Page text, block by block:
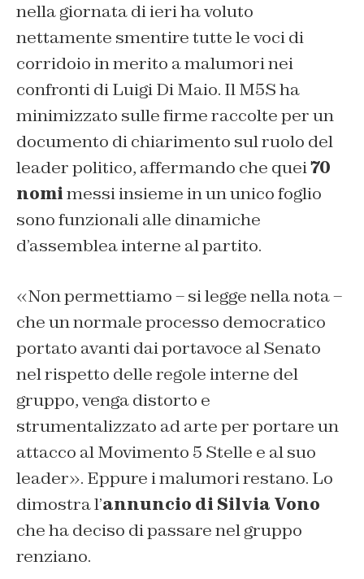
nella giornata di ieri ha voluto
nettamente smentire tutte le voci di
corridoio in merito a malumori nei
confronti di Luigi Di Maio. Il M5S ha
minimizzato sulle firme raccolte per un
documento di chiarimento sul ruolo del
leader politico, affermando che quei70
nomimessi insieme in un unico foglio
sono funzionali alle dinamiche
d’assemblea interne al partito.
«Non permettiamo – si legge nella nota –
che un normale processo democratico
portato avanti dai portavoce al Senato
nel rispetto delle regole interne del
gruppo, venga distorto e
strumentalizzato ad arte per portare un
attacco al Movimento 5 Stelle e al suo
leader». Eppure i malumori restano. Lo
dimostra l’annuncio di Silvia Vono
che ha deciso di passare nel gruppo
renziano.